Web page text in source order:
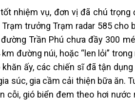
nhiệm vụ, đơn vị đã chú trọng
trưởng Trạm radar 585 cho
Trần Phú chưa đầy 300
đường núi, hoặc “len lỏi”
ấy, các chiến sĩ đã tận
súc, gia cầm cải thiện bữa ăn.
cỗi, gió biển đem theo hơi nước